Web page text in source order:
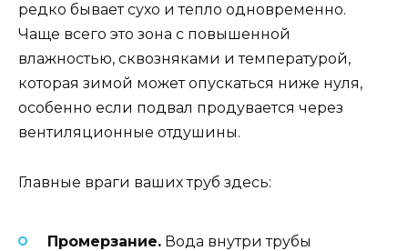
редко бывает сухо и тепло одновременно.
Чаще всего это зона с повышенной
влажностью, сквозняками и температурой,
которая зимой может опускаться ниже нуля,
особенно если подвал продувается через
вентиляционные отдушины.
Главные враги ваших труб здесь:
Промерзание. Вода внутри трубы